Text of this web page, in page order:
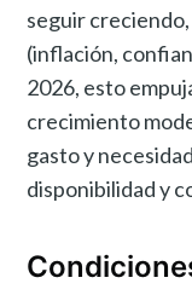
seguir
(inflación,
2026, esto
crecimiento
gasto y
disponibilidad y